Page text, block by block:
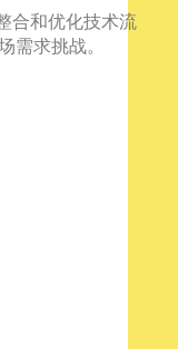
合和优化技术流
需求挑战。